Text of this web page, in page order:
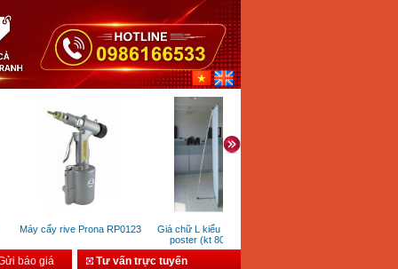
Máy cấy rive Prona RP0123
Giá chữ L kiểu Đức một mặt
poster (kt 80x200 cm)
báo giá
Tư vấn trực tuyến